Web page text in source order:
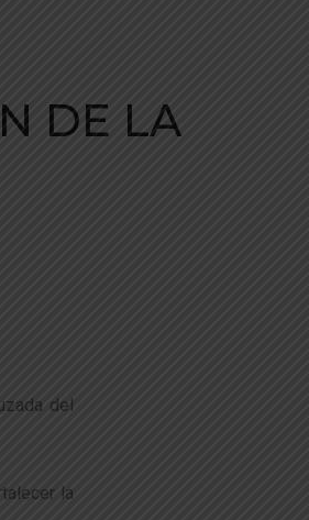
DE LA
del
la